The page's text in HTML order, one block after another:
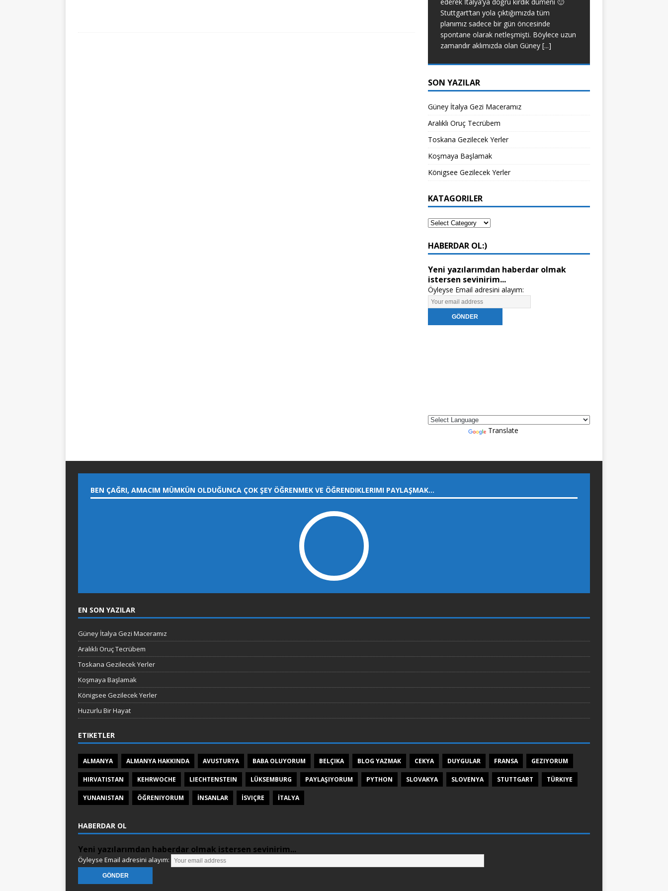
Stuttgart’tan yola çıktığımızda tüm
planımız sadece bir gün öncesinde
spontane olarak netleşmişti. Böylece uzun
zamandır aklımızda olan Güney [...]
SON YAZILAR
Güney İtalya Gezi Maceramız
Aralıklı Oruç Tecrübem
Toskana Gezilecek Yerler
Koşmaya Başlamak
Königsee Gezilecek Yerler
KATAGORILER
HABERDAR OL:)
Yeni yazılarımdan haberdar olmak
istersen sevinirim...
Öyleyse Email adresini alayım:
Translate
BEN ÇAĞRI, AMACIM MÜMKÜN OLDUĞUNCA ÇOK ŞEY ÖĞRENMEK VE ÖĞRENDIKLERIMI PAYLAŞMAK…
EN SON YAZILAR
Güney İtalya Gezi Maceramız
Aralıklı Oruç Tecrübem
Toskana Gezilecek Yerler
Koşmaya Başlamak
Königsee Gezilecek Yerler
Huzurlu Bir Hayat
ETIKETLER
ALMANYA ALMANYA HAKKINDA AVUSTURYA BABA OLUYORUM BELÇIKA BLOG YAZMAK CEKYA DUYGULAR FRANSA GEZIYORUM
HIRVATISTAN KEHRWOCHE LIECHTENSTEIN LÜKSEMBURG PAYLAŞIYORUM PYTHON SLOVAKYA SLOVENYA STUTTGART TÜRKIYE
YUNANISTAN ÖĞRENIYORUM İNSANLAR İSVIÇRE İTALYA
HABERDAR OL
Yeni yazılarımdan haberdar olmak istersen sevinirim...
Öyleyse Email adresini alayım: